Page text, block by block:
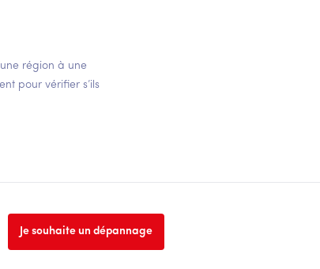
région à une
pour vérifier s’ils
Je souhaite un dépannage